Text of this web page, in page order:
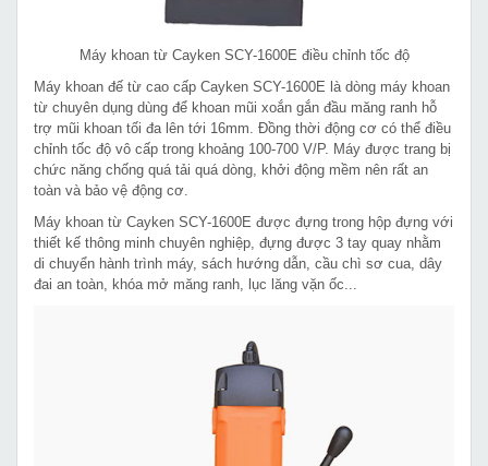
Máy khoan từ Cayken SCY-1600E điều chỉnh tốc độ
Máy khoan đế từ cao cấp Cayken SCY-1600E là dòng máy khoan
từ chuyên dụng dùng để khoan mũi xoắn gắn đầu măng ranh hỗ
trợ mũi khoan tối đa lên tới 16mm. Đồng thời động cơ có thể điều
chỉnh tốc độ vô cấp trong khoảng 100-700 V/P. Máy được trang bị
chức năng chống quá tải quá dòng, khởi động mềm nên rất an
toàn và bảo vệ động cơ.
Máy khoan từ Cayken SCY-1600E được đựng trong hộp đựng với
thiết kế thông minh chuyên nghiệp, đựng được 3 tay quay nhằm
di chuyển hành trình máy, sách hướng dẫn, cầu chì sơ cua, dây
đai an toàn, khóa mở măng ranh, lục lăng vặn ốc...